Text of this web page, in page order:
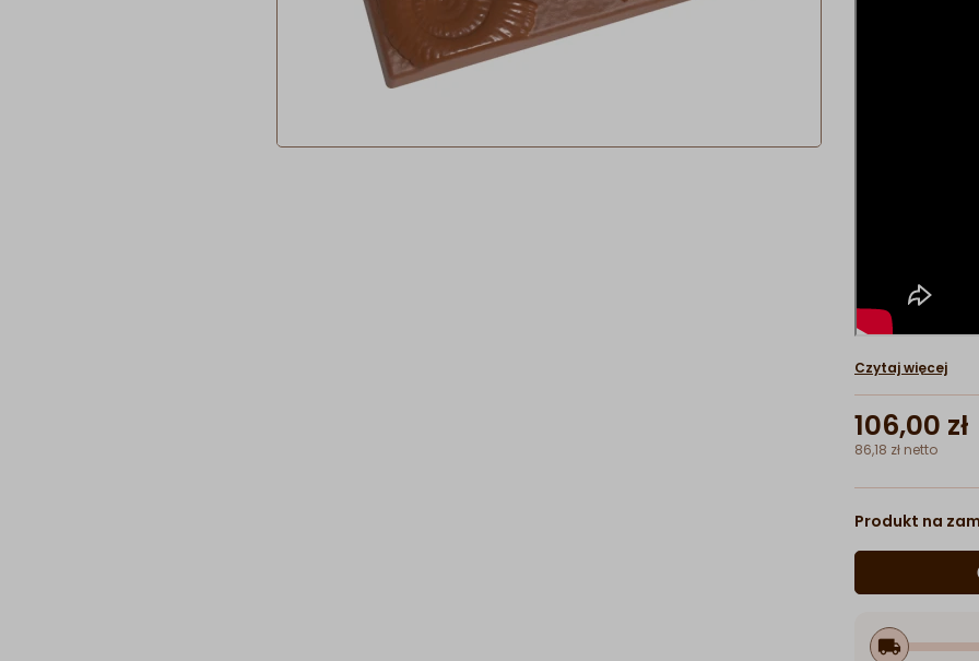
Czytaj więcej
106,00 zł
86,18 zł netto
Produkt na
local_shipping